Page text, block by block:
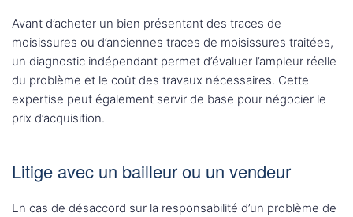
Avant d’acheter un bien présentant des traces de
moisissures ou d’anciennes traces de moisissures traitées,
un diagnostic indépendant permet d’évaluer l’ampleur réelle
du problème et le coût des travaux nécessaires. Cette
expertise peut également servir de base pour négocier le
prix d’acquisition.
Litige avec un bailleur ou un vendeur
En cas de désaccord sur la responsabilité d’un problème de